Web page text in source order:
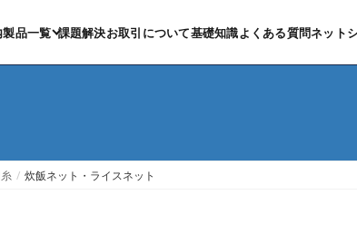
製品一覧 課題解決お取引について基礎知識よくある質問ネット
（外部
炊飯ネット・ライスネット